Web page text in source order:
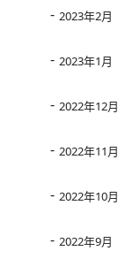
2023年2月
2023年1月
2022年12月
2022年11月
2022年10月
2022年9月